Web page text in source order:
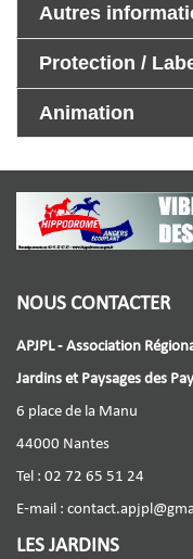
Autres
Protection /
Animation
NOUS CONTACTER
APJPL - Association
Jardins et Paysages des
6 place de la Manu
44000 Nantes
Tel : 02 72 65 51 24
E-mail :
LES JARDINS